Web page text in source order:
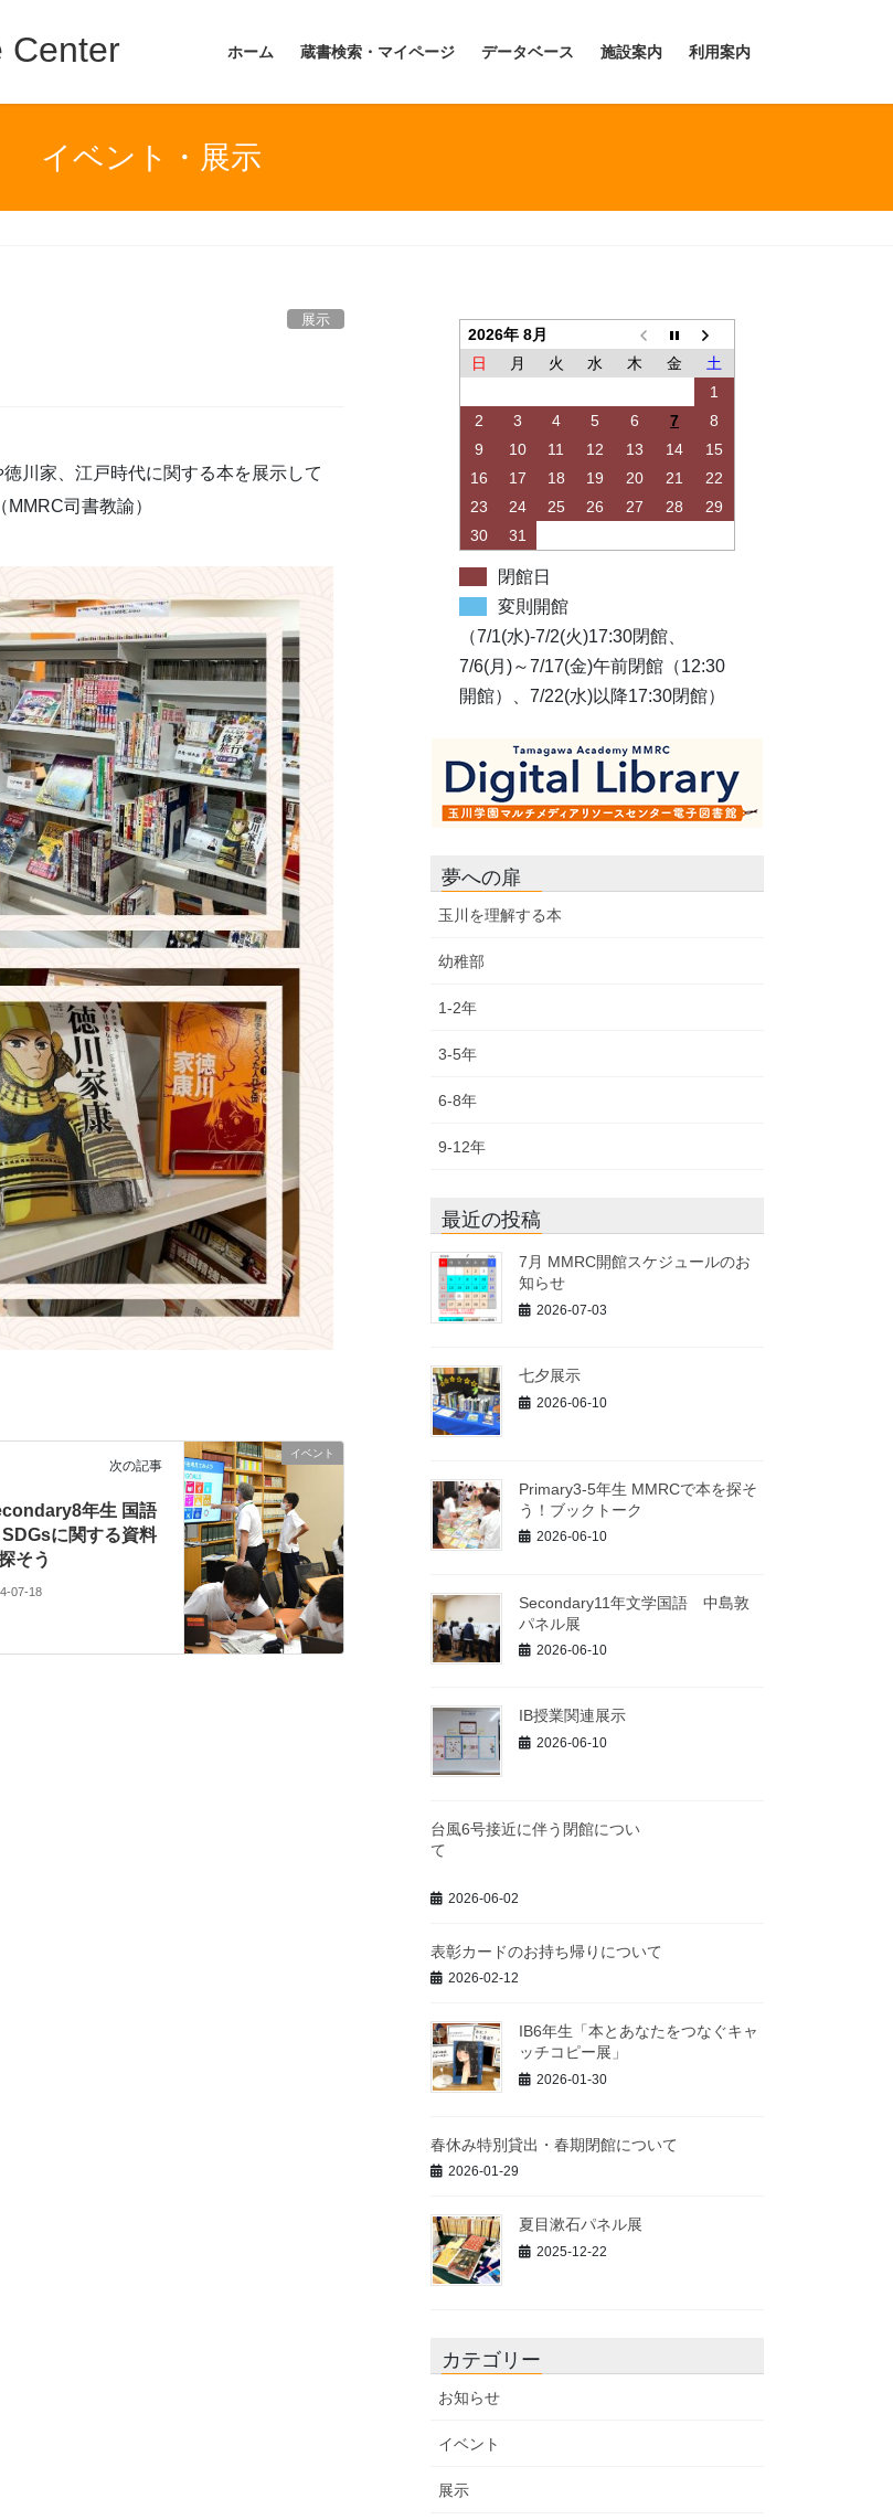
Center ホーム 蔵書検索・マイページ データベース 施設案内 利用案内
イベント・展示
展示
川家、江戸時代に関する本を展示して
司書教諭）
イベント
次の記事
年生 国語
に関する資料
そう
07-18
2026年 8月
日
月 火 水 木 金
土
1
2
3 4 5 6 7
8
9
10 11 12 13 14
15
16
17 18 19 20 21
22
23
24 25 26 27 28
29
30
31
閉館日
変則開館
（7/1(水)-7/2(火)17:30閉館、
7/6(月)～7/17(金)午前閉館（12:30
開館）、7/22(水)以降17:30閉館）
夢への扉
玉川を理解する本
幼稚部
1-2年
3-5年
6-8年
9-12年
最近の投稿
7月 MMRC開館スケジュールのお
知らせ
2026-07-03
七夕展示
2026-06-10
Primary3-5年生 MMRCで本を探そ
う！ブックトーク
2026-06-10
Secondary11年文学国語 中島敦
パネル展
2026-06-10
IB授業関連展示
2026-06-10
台風6号接近に伴う閉館につい
て
2026-06-02
表彰カードのお持ち帰りについて
2026-02-12
IB6年生「本とあなたをつなぐキャ
ッチコピー展」
2026-01-30
春休み特別貸出・春期閉館について
2026-01-29
夏目漱石パネル展
2025-12-22
カテゴリー
お知らせ
イベント
展示